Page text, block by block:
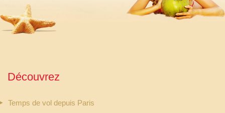
Découvrez
Temps de vol depuis Paris